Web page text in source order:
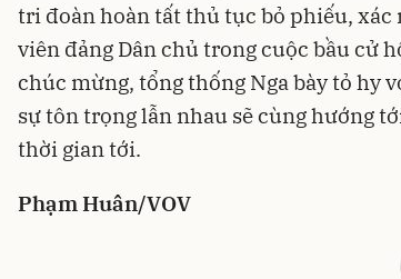
tri đoàn hoàn tất thủ tục bỏ phiếu, xác
viên đảng Dân chủ trong cuộc bầu cử
chúc mừng, tổng thống Nga bày tỏ hy
sự tôn trọng lẫn nhau sẽ cùng hướng
thời gian tới.
Phạm Huân/VOV